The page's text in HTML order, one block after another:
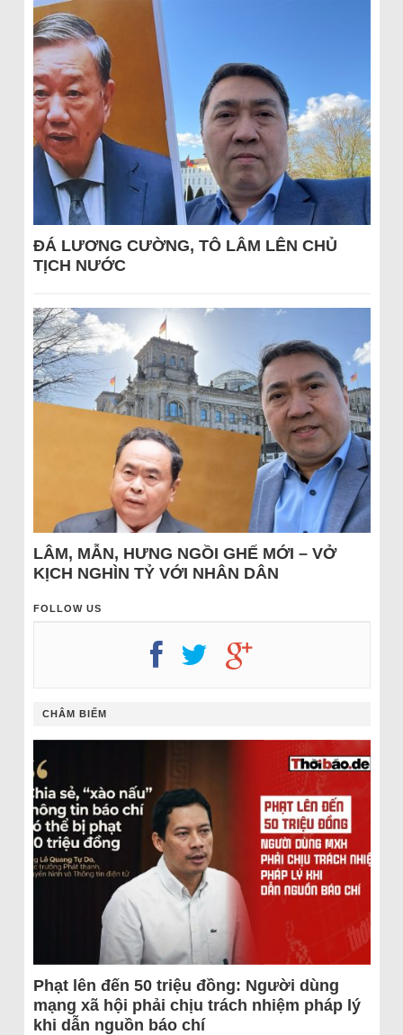
ĐÁ LƯƠNG CƯỜNG, TÔ LÂM LÊN CHỦ
TỊCH NƯỚC
LÂM, MẪN, HƯNG NGỒI GHẾ MỚI – VỞ
KỊCH NGHÌN TỶ VỚI NHÂN DÂN
FOLLOW US
CHÂM BIẾM
Phạt lên đến 50 triệu đồng: Người dùng
mạng xã hội phải chịu trách nhiệm pháp lý
khi dẫn nguồn báo chí